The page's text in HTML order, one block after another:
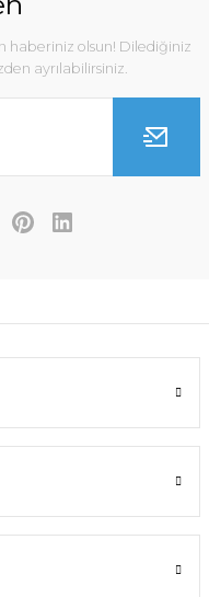
haberiniz olsun! Dilediğiniz
ayrılabilirsiniz.